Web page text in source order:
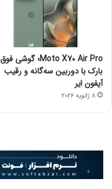
Moto X70 Air Pro؛ گوشی فوق
بارک با دوربین سه‌گانه و رقیب
آیفون ایر
8 ژانویه 2026